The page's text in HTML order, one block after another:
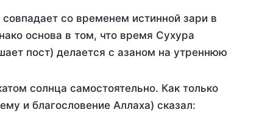
со временем истинной зари в
основа в том, что время Сухура
пост) делается с азаном на утреннюю
солнца самостоятельно. Как только
и благословение Аллаха) сказал: